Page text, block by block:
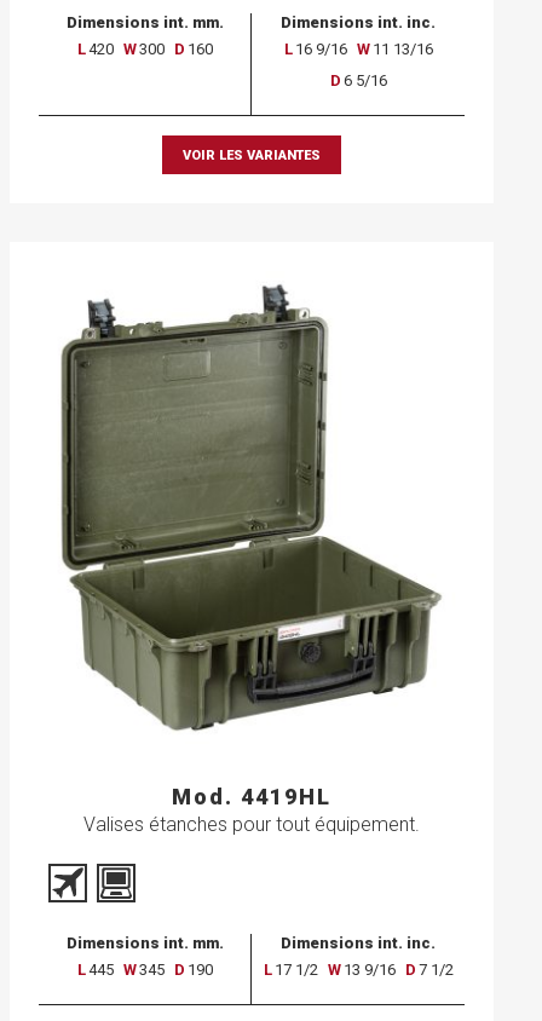
Dimensions int. mm.
L420 W300 D 160
Dimensions int. inc.
L 16 9/16 W 11 13/16
D 6 5/16
VOIR LES VARIANTES
Mod. 4419HL
Valises étanches pour tout équipement.
Dimensions int. mm.
L445 W345 D 190
Dimensions int. inc.
L 17 1/2 W 13 9/16 D 7 1/2